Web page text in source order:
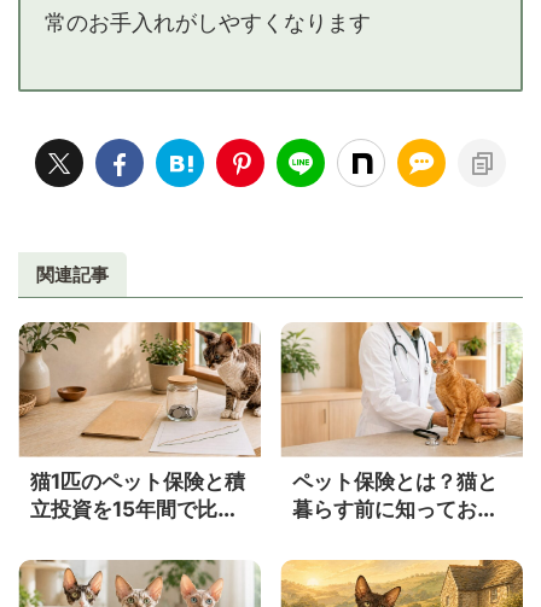
常のお手入れがしやすくなります
関連記事
猫1匹のペット保険と積
立投資を15年間で比較
らになる？
ペット保険とは？猫と
暮らす前に知っておき
ト・注意点をやさしく
解説